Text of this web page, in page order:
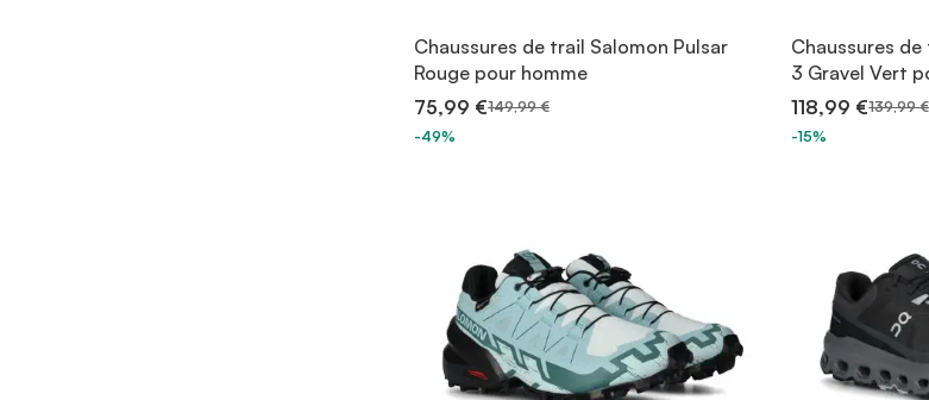
Chaussures de trail Salomon Pulsar
Rouge pour homme
75,99 €149,99 €
-49%
Chaussures
3 Gravel Vert
118,99 €139,99 €
-15%